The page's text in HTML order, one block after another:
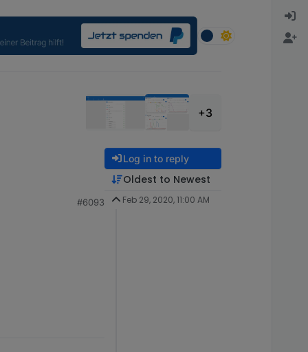
+3
#6093
Log in to reply
Oldest to Newest
Feb 29, 2020, 11:00 AM